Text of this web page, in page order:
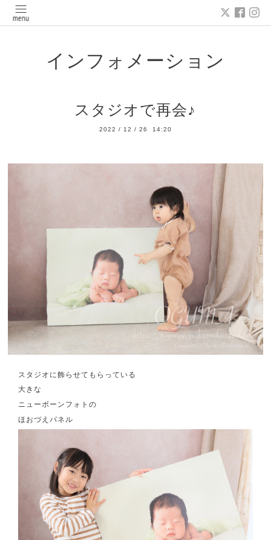
インフォメーション
スタジオで再会♪
2022 / 12 / 26 14:20
スタジオに飾らせてもらっている
大きな
ニューボーンフォトの
ほおづえパネル